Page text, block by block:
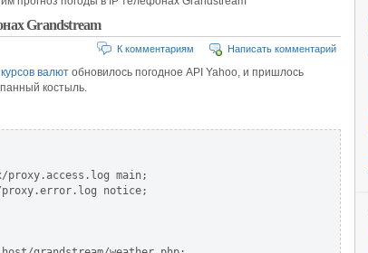
Grandstream
Написать комментарий
К комментариям
валют обновилось погодное API Yahoo, и пришлось
костыль.
proxy.access.log main;
notice;